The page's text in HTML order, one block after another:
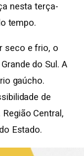
nesta terça-
tempo.
seco e frio, o
do Sul. A
gaúcho.
de
Central,
Estado.